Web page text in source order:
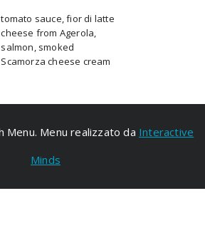
tomato sauce, fior di latte
cheese from Agerola,
salmon, smoked
Scamorza cheese cream
Menu realizzato da Interactive
Minds